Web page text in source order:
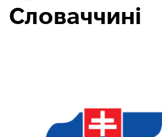
Словаччині